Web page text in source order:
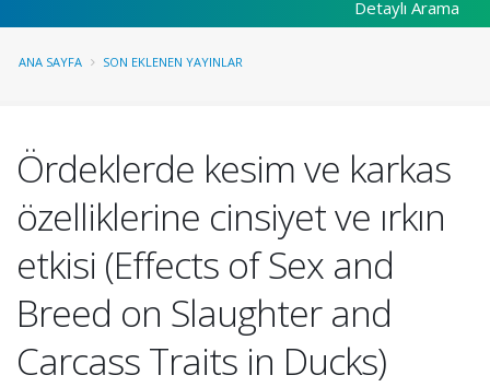
Detaylı Arama
ANA SAYFA SON EKLENEN YAYINLAR
Ördeklerde kesim ve karkas
özelliklerine cinsiyet ve ırkın
etkisi (Effects of Sex and
Breed on Slaughter and
Carcass Traits in Ducks)